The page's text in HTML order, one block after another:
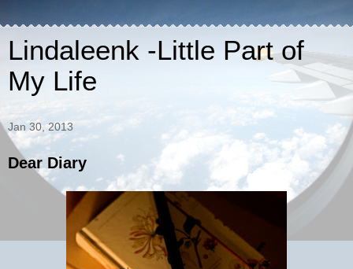
Lindaleenk -Little Part of
My Life
Jan 30, 2013
Dear Diary